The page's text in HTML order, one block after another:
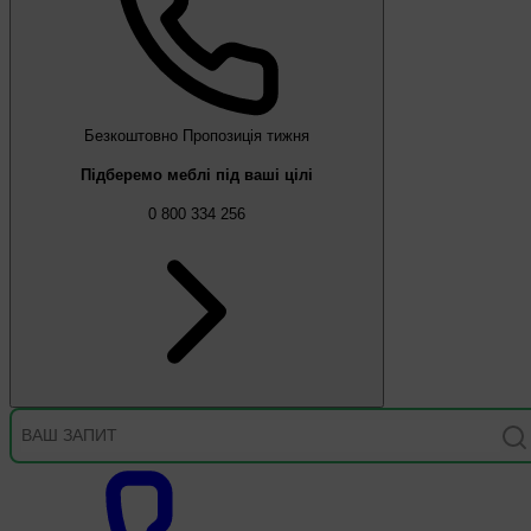
Безкоштовно Пропозиція тижня
Підберемо меблі під ваші цілі
0 800 334 256